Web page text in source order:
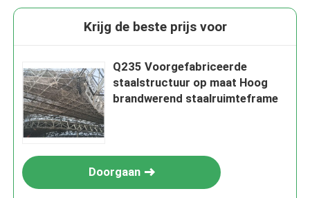
Krijg de beste prijs voor
Q235 Voorgefabriceerde
staalstructuur op maat Hoog
brandwerend staalruimteframe
Doorgaan